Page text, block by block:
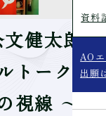
資料
AO
出願
健太郎
トークシ
視線 ～